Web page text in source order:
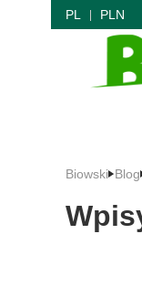
PL PLN
Biowski Blog